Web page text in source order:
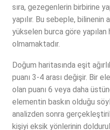
sıra, gezegenlerin birbirine
yapılır. Bu sebeple, bilinenin
yükselen burca göre yapılan
olmamaktadır.
Doğum haritasında eşit
puanı 3-4 arası değişir. Bir
olan puanı 6 veya daha
elementin baskın olduğu
analizden sonra
kişiyi eksik yönlerinin